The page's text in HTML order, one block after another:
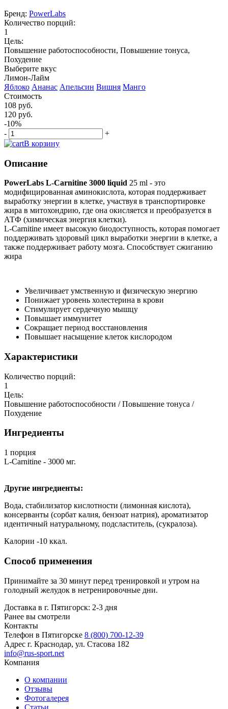
Бренд: PowerLabs
Количество порций:
1
Цель:
Повышение работоспособности, Повышение тонуса,
Похудение
Выберите вкус
Лимон-Лайм
Яблоко Ананас Апельсин Вишня Манго
Стоимость
108 руб.
120 руб.
-10%
-
+
В корзину
Описание
PowerLabs L-Carnitine 3000 liquid 25 ml - это
модифицированная аминокислота, которая поддерживает
выработку энергии в клетке, участвуя в транспортировке
жира в митохондрию, где она окисляется и преобразуется в
АТФ (химическая энергия клетки).
L-Carnitine имеет высокую биодоступность, которая помогает
поддерживать здоровый цикл выработки энергии в клетке, а
также поддерживает работу мозга. Способствует сжиганию
жира
Увеличивает умственную и физическую энергию
Понижает уровень холестерина в крови
Стимулирует сердечную мышцу
Повышает иммунитет
Сокращает период восстановления
Повышает насыщение клеток кислородом
Характеристики
Количество порций:
1
Цель:
Повышение работоспособности / Повышение тонуса /
Похудение
Ингредиенты
1 порция
L-Carnitine - 3000 мг.
Другие ингредиенты:
Вода, стабилизатор кислотности (лимонная кислота),
консерванты (сорбат калия, бензоат натрия), ароматизатор
идентичный натуральному, подсластитель, (сукралоза).
Калории -10 ккал.
Способ применения
Принимайте за 30 минут перед тренировкой и утром на
голодный желудок в нетренировочные дни.
Доставка в г. Пятигорск: 2-3 дня
Ранее вы смотрели
Контакты
Телефон в Пятигорске 8 (800) 700-12-39
Адрес г. Краснодар, ул. Стасова 182
info@rus-sport.net
Компания
О компании
Отзывы
Фотогалерея
Статьи